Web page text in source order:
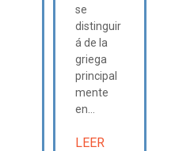
se
distinguir
á de la
griega
principal
mente
en...
LEER